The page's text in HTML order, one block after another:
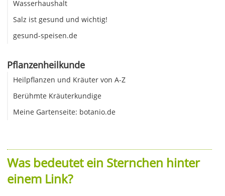
Wasserhaushalt
Salz ist gesund und wichtig!
gesund-speisen.de
Pflanzenheilkunde
Heilpflanzen und Kräuter von A-Z
Berühmte Kräuterkundige
Meine Gartenseite: botanio.de
Was bedeutet ein Sternchen hinter
einem Link?